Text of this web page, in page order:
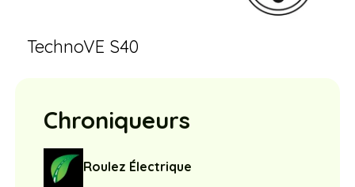
TechnoVE S40
Chroniqueurs
Roulez Électrique